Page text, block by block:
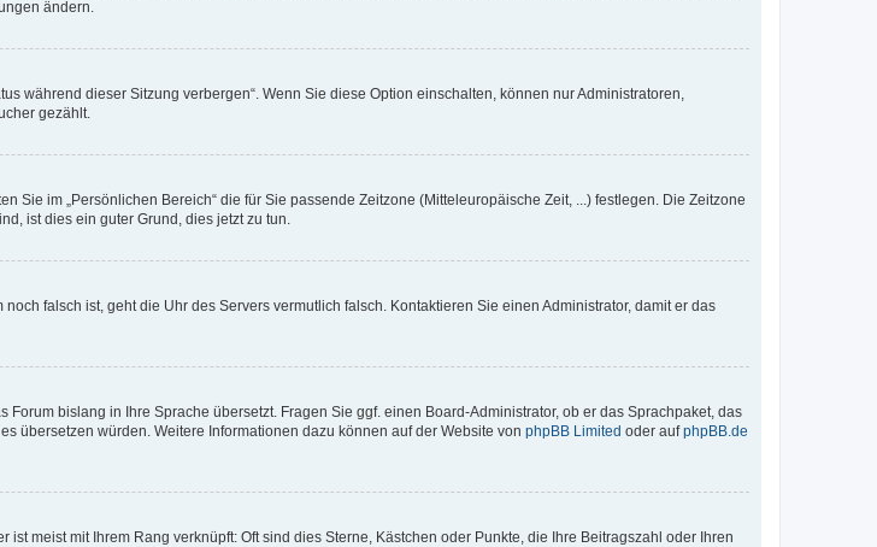
ändern.
während dieser Sitzung verbergen“. Wenn Sie diese Option einschalten, können nur Administratoren,
gezählt.
Sie im „Persönlichen Bereich“ die für Sie passende Zeitzone (Mitteleuropäische Zeit, ...) festlegen. Die Zeitzone
ist dies ein guter Grund, dies jetzt zu tun.
falsch ist, geht die Uhr des Servers vermutlich falsch. Kontaktieren Sie einen Administrator, damit er das
bislang in Ihre Sprache übersetzt. Fragen Sie ggf. einen Board-Administrator, ob er das Sprachpaket, das
übersetzen würden. Weitere Informationen dazu können auf der Website von phpBB Limited oder aufphpBB.de
meist mit Ihrem Rang verknüpft: Oft sind dies Sterne, Kästchen oder Punkte, die Ihre Beitragszahl oder Ihren